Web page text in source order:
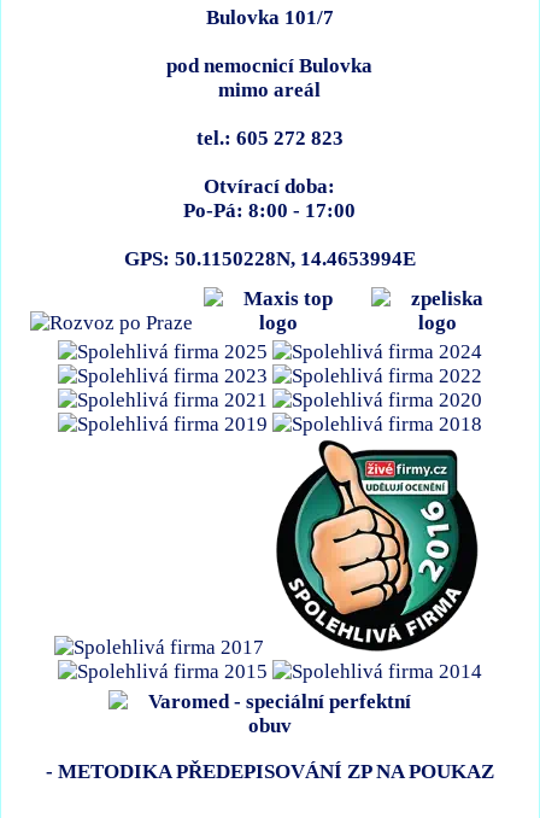
Bulovka 101/7
pod nemocnicí Bulovka
mimo areál
tel.: 605 272 823
Otvírací doba:
Po-Pá: 8:00 - 17:00
GPS: 50.1150228N, 14.4653994E
- METODIKA PŘEDEPISOVÁNÍ ZP NA POUKAZ